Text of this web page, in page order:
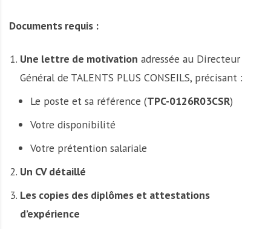
Documents requis :
Une lettre de motivation adressée au Directeur
Général de TALENTS PLUS CONSEILS, précisant :
Le poste et sa référence (TPC-0126R03CSR)
Votre disponibilité
Votre prétention salariale
Un CV détaillé
Les copies des diplômes et attestations
d’expérience